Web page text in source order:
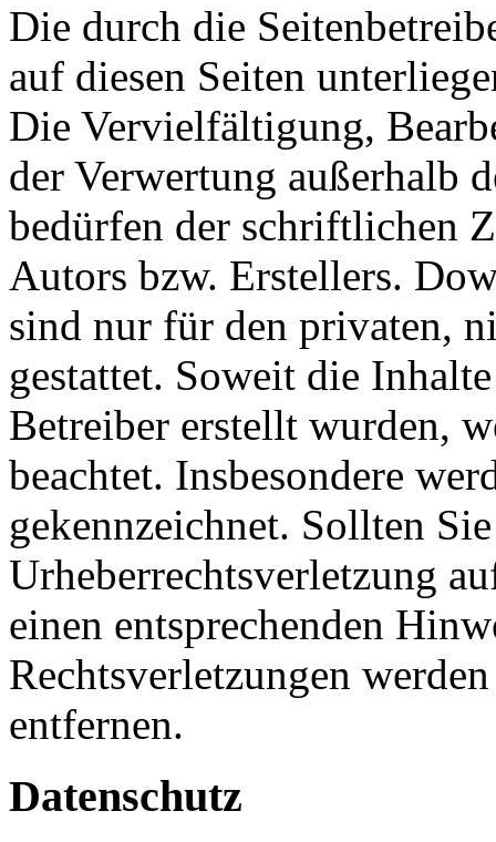
Die durch die
auf diesen Seiten
Die Vervielfältigung,
der Verwertung außerhalb
bedürfen der schriftlichen
Autors bzw. Erstellers.
sind nur für den privaten,
gestattet. Soweit die
Betreiber erstellt wurden,
beachtet. Insbesondere
gekennzeichnet. Sollten
Urheberrechtsverletzung
einen entsprechenden
Rechtsverletzungen
entfernen.
Datenschutz